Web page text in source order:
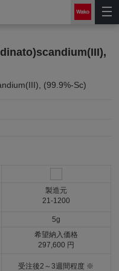
(99.9%-Sc)
製造元
21-1200
5g
希望納入価格
297,600 円
受注後2～3週間程度 ※